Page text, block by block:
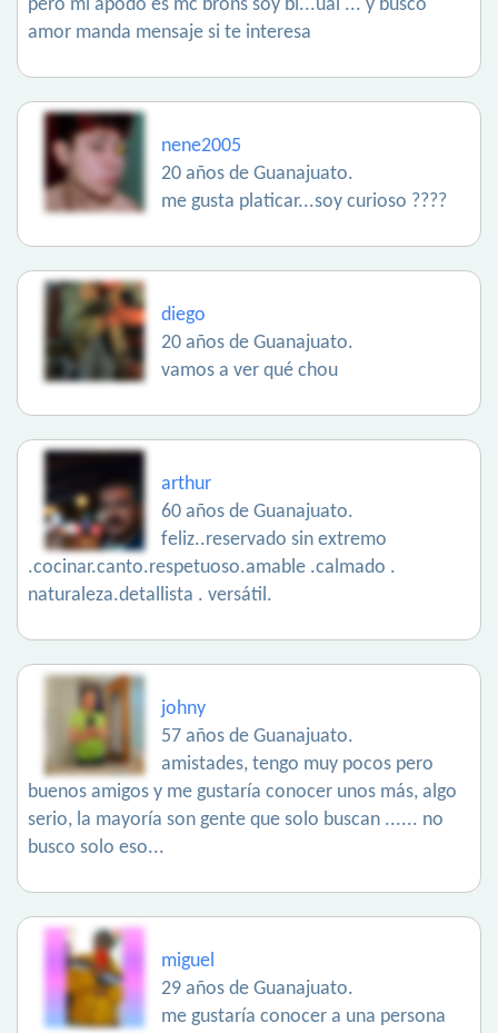
pero mi apodo es mc brons soy bi...ual ... y busco
amor manda mensaje si te interesa
nene2005
20 años de Guanajuato.
me gusta platicar...soy curioso ????
diego
20 años de Guanajuato.
vamos a ver qué chou
arthur
60 años de Guanajuato.
feliz..reservado sin extremo
.cocinar.canto.respetuoso.amable .calmado .
naturaleza.detallista . versátil.
johny
57 años de Guanajuato.
amistades, tengo muy pocos pero
buenos amigos y me gustaría conocer unos más, algo
serio, la mayoría son gente que solo buscan ...... no
busco solo eso...
miguel
29 años de Guanajuato.
me gustaría conocer a una persona